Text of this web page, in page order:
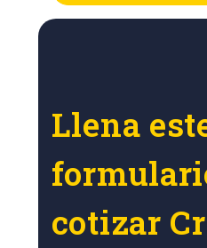
Llena
cotizar